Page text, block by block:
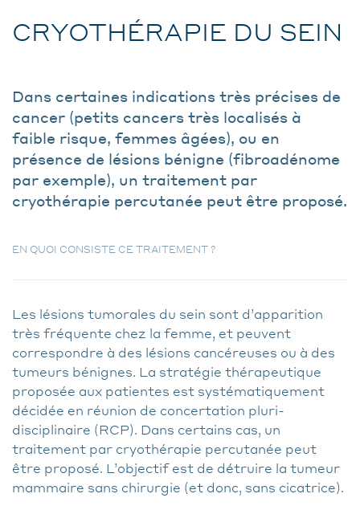
CRYOTHÉRAPIE DU SEIN
Dans certaines indications très précises de
cancer (petits cancers très localisés à
faible risque, femmes âgées), ou en
présence de lésions bénigne (fibroadénome
par exemple), un traitement par
cryothérapie percutanée peut être proposé.
EN QUOI CONSISTE CE TRAITEMENT ?
Les lésions tumorales du sein sont d’apparition
très fréquente chez la femme, et peuvent
correspondre à des lésions cancéreuses ou à des
tumeurs bénignes. La stratégie thérapeutique
proposée aux patientes est systématiquement
décidée en réunion de concertation pluri-
disciplinaire (RCP). Dans certains cas, un
traitement par cryothérapie percutanée peut
être proposé. L’objectif est de détruire la tumeur
mammaire sans chirurgie (et donc, sans cicatrice).